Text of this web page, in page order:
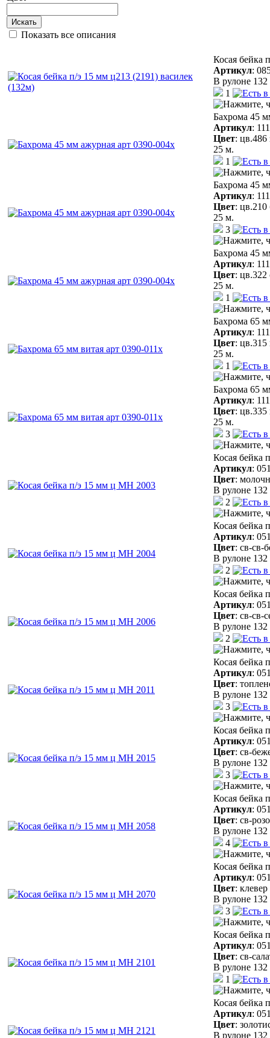
Искать
Показать все описания
Косая бейка
Артикул:
В рулоне
1
Бахрома 45
Артикул:
Цвет: цв.486
25 м.
1
Бахрома 45
Артикул:
Цвет: цв.210
25 м.
3
Бахрома 45
Артикул:
Цвет: цв.322
25 м.
1
Бахрома 65
Артикул:
Цвет: цв.315
25 м.
1
Бахрома 65
Артикул:
Цвет: цв.335
25 м.
3
Косая бейка
Артикул:
Цвет:
В рулоне
2
Косая бейка
Артикул:
Цвет: св-св-
В рулоне
2
Косая бейка
Артикул:
Цвет: св-св-
В рулоне
2
Косая бейка
Артикул:
Цвет:
В рулоне
3
Косая бейка
Артикул:
Цвет: св-
В рулоне
3
Косая бейка
Артикул:
Цвет: св-
В рулоне
4
Косая бейка
Артикул:
Цвет: клевер
В рулоне
3
Косая бейка
Артикул:
Цвет: св-
В рулоне
1
Косая бейка
Артикул:
Цвет:
В рулоне